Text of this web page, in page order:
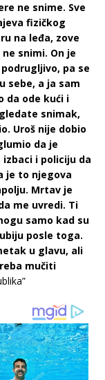
ne snime. Sve
fizičkog
na leđa, zove
snimi. On je
pa se
sebe, a ja sam
da ode kući i
snimak,
Uroš nije dobio
da je
i policiju da
je to njegova
Mrtav je
me uvredi. Ti
samo kad su
posle toga.
u glavu, ali
mučiti